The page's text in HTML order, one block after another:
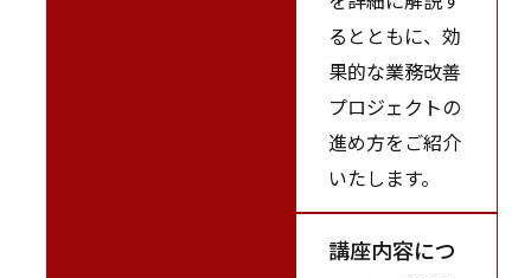
るとともに、効
果的な業務改善
プロジェクトの
進め方をご紹介
いたします。
講座内容につ